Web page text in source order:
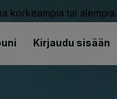
korkeampia tai alempia.
Kirjaudu sisään